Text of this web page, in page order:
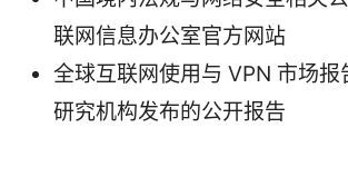
联网信息办公室官方网站
全球互联网使用与 VPN 市场
研究机构发布的公开报告